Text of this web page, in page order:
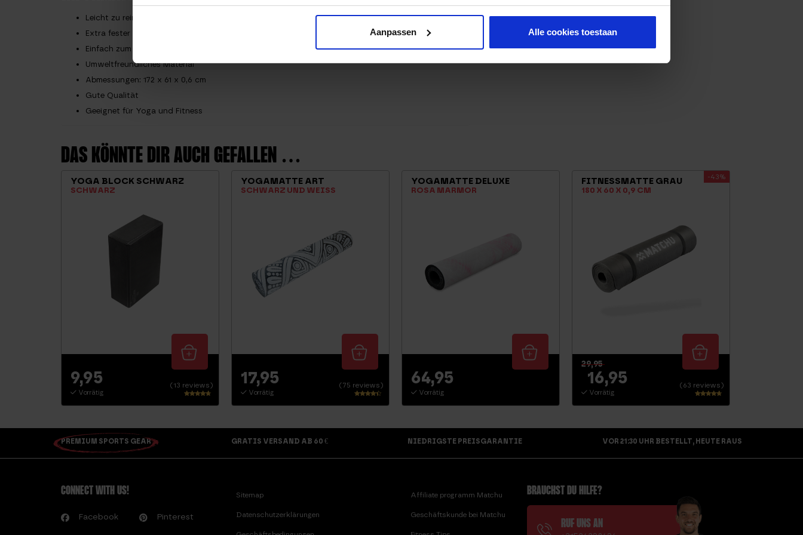
Aanpassen Alle cookies toestaan
Leicht zu reinigen
Extra fester Griff
Einfach zum Mitnehmen
Umweltfreundliches Material
Abmessungen: 172 x 61 x 0,6 cm
Gute Qualität
Geeignet für Yoga und Fitness
DAS KÖNNTE DIR AUCH GEFALLEN …
YOGA BLOCK SCHWARZ
SCHWARZ
(13 reviews)
9,95
Vorrätig
YOGAMATTE ART
SCHWARZ UND WEISS
(75 reviews)
17,95
Vorrätig
YOGAMATTE DELUXE
ROSA MARMOR
64,95
Vorrätig
FITNESSMATTE GRAU
180 X 60 X 0,9 CM
-43%
(63 reviews)
29,95
16,95
Vorrätig
PREMIUM SPORTS GEAR GRATIS VERSAND AB 60 € NIEDRIGSTE PREISGARANTIE VOR 21:30 UHR BESTELLT, HEUTE RAUS
CONNECT WITH US!
Facebook Pinterest
Sitemap
Datenschutzerklärungen
Affiliate programm Matchu
Geschäftskunde bei Matchu
BRAUCHST DU HILFE?
RUF UNS AN